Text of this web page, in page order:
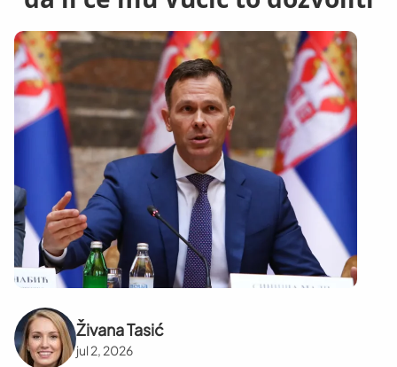
Živana Tasić
jul 2, 2026